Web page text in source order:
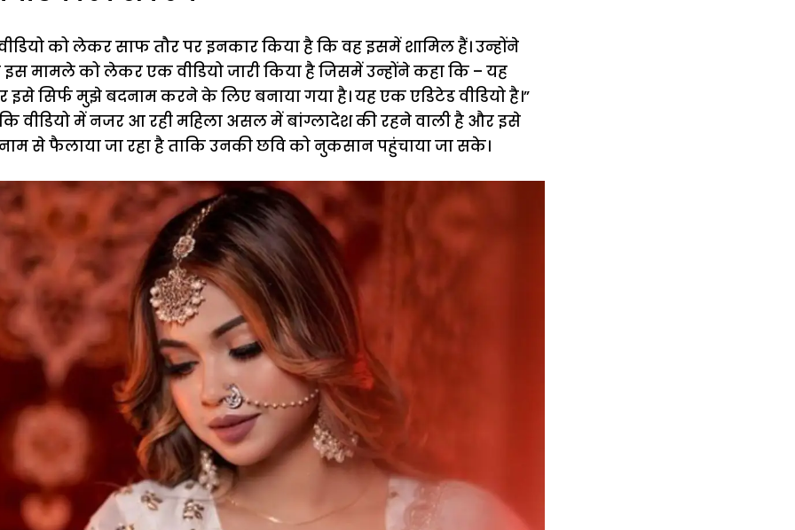
को लेकर साफ तौर पर इनकार किया है कि वह इसमें शामिल हैं। उन्होंने
मामले को लेकर एक वीडियो जारी किया है जिसमें उन्होंने कहा कि – यह
इसे सिर्फ मुझे बदनाम करने के लिए बनाया गया है। यह एक एडिटेड वीडियो है।”
वीडियो में नजर आ रही महिला असल में बांग्लादेश की रहने वाली है और इसे
से फैलाया जा रहा है ताकि उनकी छवि को नुकसान पहुंचाया जा सके।